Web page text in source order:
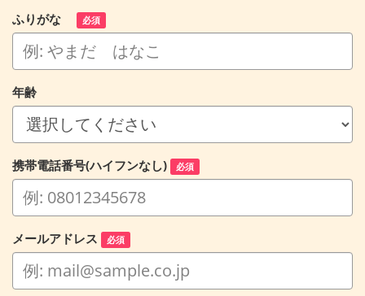
ふりがな 必須
年齢
携帯電話番号(ハイフンなし) 必須
メールアドレス 必須